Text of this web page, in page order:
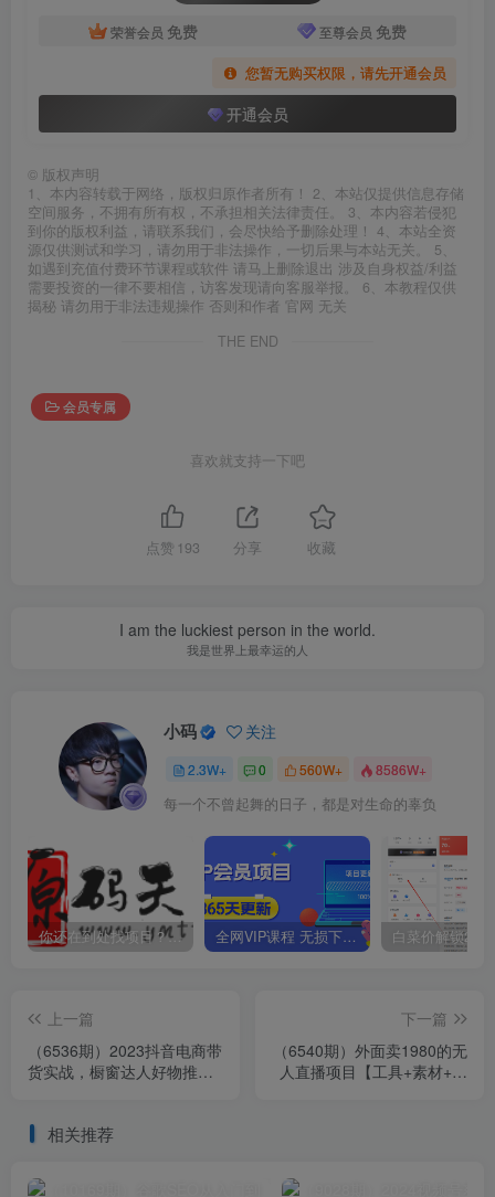
荣誉会员 免费 至尊会员 免费
您暂无购买权限，请先开通会员
开通会员
© 版权声明
1、本内容转载于网络，版权归原作者所有！ 2、本站仅提供信息存储
空间服务，不拥有所有权，不承担相关法律责任。 3、本内容若侵犯
到你的版权利益，请联系我们，会尽快给予删除处理！ 4、本站全资
源仅供测试和学习，请勿用于非法操作，一切后果与本站无关。 5、
如遇到充值付费环节课程或软件 请马上删除退出 涉及自身权益/利益
需要投资的一律不要相信，访客发现请向客服举报。 6、本教程仅供
揭秘 请勿用于非法违规操作 否则和作者 官网 无关
THE END
会员专属
喜欢就支持一下吧
点赞 193 分享 收藏
I am the luckiest person in the world.
我是世界上最幸运的人
小码 关注
2.3W+ 0 560W+ 8586W+
每一个不曾起舞的日子，都是对生命的辜负
你还在到处找项目？还在当韭菜？我靠卖项目一个月收入5万+，曾经我也是个失败者。 全网VIP课程 无损下载~
上一篇
（6536期）2023抖音电商带
货实战，橱窗达人好物推
下一篇
（6540期）外面卖1980的无
人直播项目【工具+素材+教
相关推荐